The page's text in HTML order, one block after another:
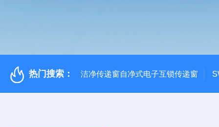
热门搜索： 洁净传递窗自净式电子互锁传递窗